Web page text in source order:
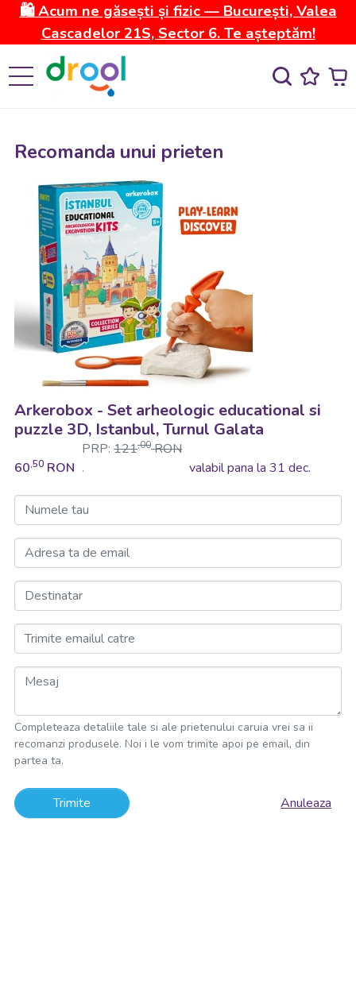
🛍️ Acum ne găsești și fizic — București, Valea
Cascadelor 21S, Sector 6. Te așteptăm!
Recomanda unui prieten
Arkerobox - Set arheologic educational si
puzzle 3D, Istanbul, Turnul Galata
60,50 RON
PRP: 121,00 RON
. valabil pana la 31 dec.
Numele tau
Adresa ta de email
Destinatar
Trimite emailul catre
Mesaj
Completeaza detaliile tale si ale prietenului caruia vrei sa ii
recomanzi produsele. Noi i le vom trimite apoi pe email, din
partea ta.
Trimite Anuleaza